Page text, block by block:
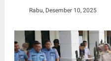
Rabu, Desember 10, 2025